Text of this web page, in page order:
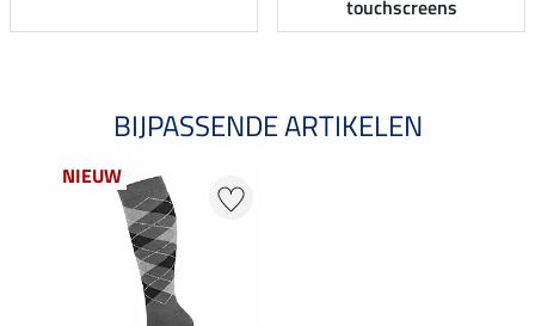
touchscreens
BIJPASSENDE ARTIKELEN
NIEUW